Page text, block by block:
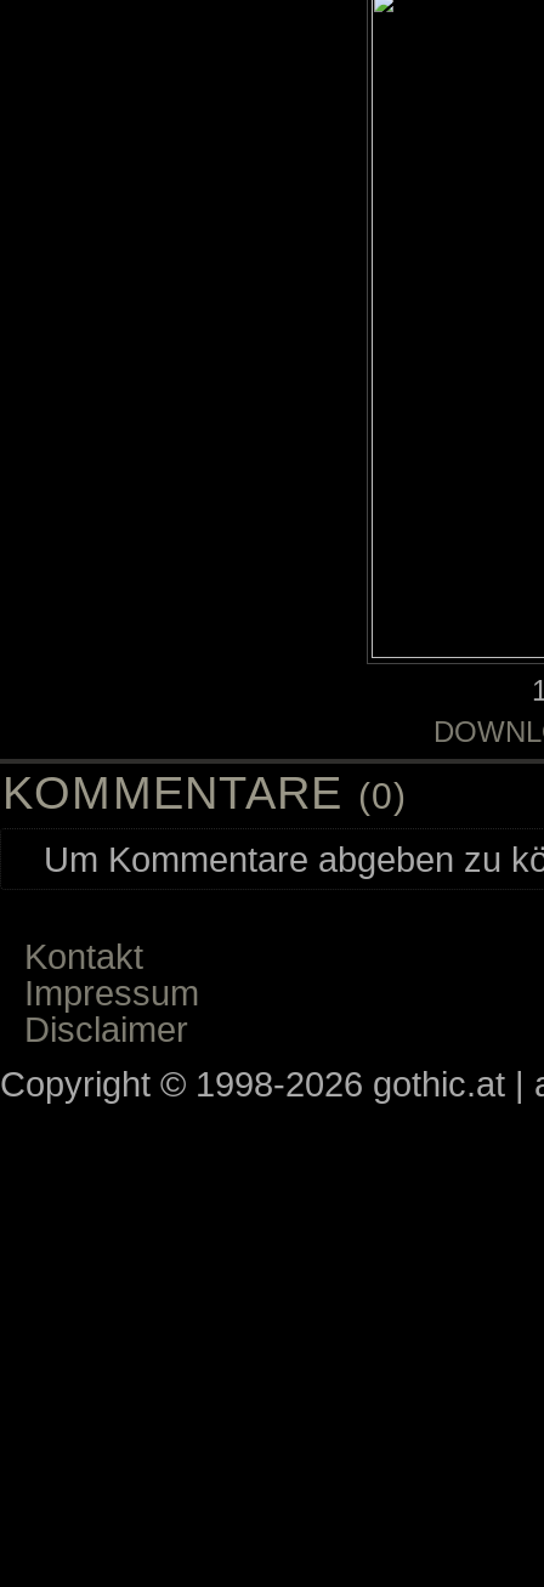
KOMMENTARE (0)
Um Kommentare abgeben zu
Kontakt
Impressum
Disclaimer
Copyright © 1998-2026 gothic.at |